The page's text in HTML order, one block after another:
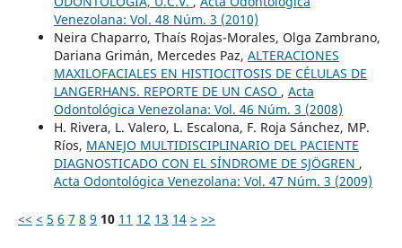
Venezolana: Vol. 48 Núm. 3 (2010)
Neira Chaparro, Thaís Rojas-Morales, Olga Zambrano,
Dariana Grimán, Mercedes Paz, ALTERACIONES
MAXILOFACIALES EN HISTIOCITOSIS DE CÉLULAS DE
LANGERHANS. REPORTE DE UN CASO , Acta
Odontológica Venezolana: Vol. 46 Núm. 3 (2008)
H. Rivera, L. Valero, L. Escalona, F. Roja Sánchez, MP.
Ríos, MANEJO MULTIDISCIPLINARIO DEL PACIENTE
DIAGNOSTICADO CON EL SÍNDROME DE SJÖGREN ,
Acta Odontológica Venezolana: Vol. 47 Núm. 3 (2009)
<< < 5 6 7 8 9 10 11 12 13 14 > >>